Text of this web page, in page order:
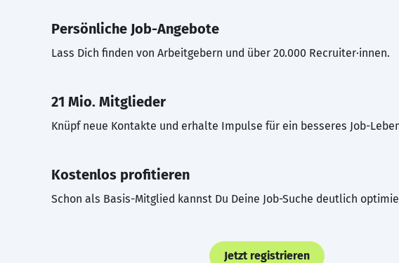
Persönliche Job-Angebote
Lass Dich finden von Arbeitgebern und über 20.000 Recruiter·innen.
21 Mio. Mitglieder
Knüpf neue Kontakte und erhalte Impulse für ein besseres Job-
Kostenlos profitieren
Schon als Basis-Mitglied kannst Du Deine Job-Suche deutlich
Jetzt registrieren